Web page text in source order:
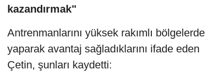
kazandırmak"
Antrenmanlarını yüksek rakımlı bölgelerde
yaparak avantaj sağladıklarını ifade eden
Çetin, şunları kaydetti: